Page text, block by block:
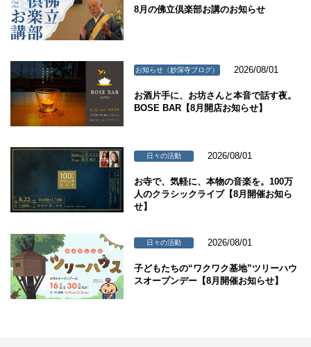
8月の佛立倶楽部お講のお知らせ
お知らせ（妙深寺ブログ） 2026/08/01
お酒片手に、お坊さんと本音で話す夜。
BOSE BAR【8月開店お知らせ】
日々の活動 2026/08/01
お寺で、気軽に、本物の音楽を。100万
人のクラシックライブ【8月開催お知ら
せ】
日々の活動 2026/08/01
子どもたちの“ワクワク基地”ツリーハウ
スオープンデー【8月開催お知らせ】